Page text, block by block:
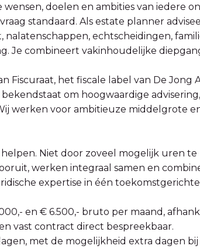
doelen en ambities van iedere
standaard. Als estate planner
nalatenschappen, echtscheidingen,
Je combineert vakinhoudelijke
Fiscuraat, het fiscale label van De Jong
om hoogwaardige
werken voor ambitieuze middelgrote
Niet door zoveel mogelijk uren
werken integraal samen en
expertise in één
en € 6.500,- bruto per maand,
vast contract direct bespreekbaar.
met de mogelijkheid extra dagen